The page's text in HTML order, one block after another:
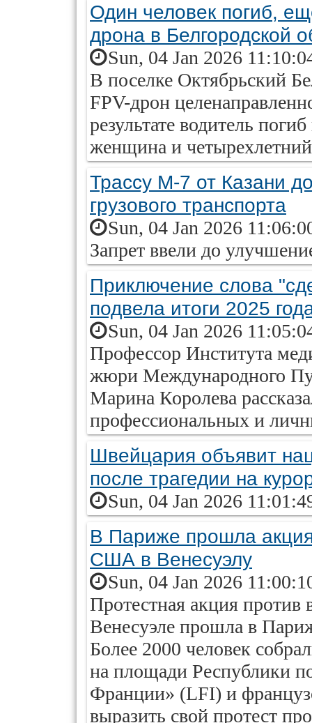
Один человек погиб,
дрона в Белгородской
Sun, 04 Jan 2026
В поселке Октябрьский
FPV-дрон
результате водитель
женщина и
Трассу М-7 от Казани
грузового транспорта
Sun, 04 Jan 2026
Запрет ввели до
Приключение слова
подвела итоги 2025
Sun, 04 Jan 2026
Профессор Института
жюри Международного
Марина Королева
профессиональных и
Швейцария объявит
после трагедии на
Sun, 04 Jan 2026
В Париже прошла
США в Венесуэлу
Sun, 04 Jan 2026
Протестная акция
Венесуэле прошла в
Более 2000 человек
на площади Республики
Франции» (LFI) и
выразить свой протест